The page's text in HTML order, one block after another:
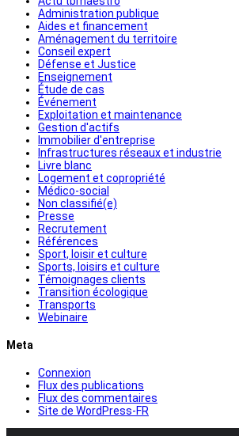
Administration publique
Aides et financement
Aménagement du territoire
Conseil expert
Défense et Justice
Enseignement
Étude de cas
Événement
Exploitation et maintenance
Gestion d'actifs
Immobilier d'entreprise
Infrastructures réseaux et industrie
Livre blanc
Logement et copropriété
Médico-social
Non classifié(e)
Presse
Recrutement
Références
Sport, loisir et culture
Sports, loisirs et culture
Témoignages clients
Transition écologique
Transports
Webinaire
Meta
Connexion
Flux des publications
Flux des commentaires
Site de WordPress-FR